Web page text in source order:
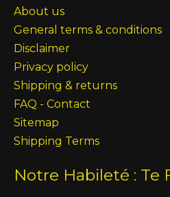
About us
General terms & conditions
Disclaimer
Privacy policy
Shipping & returns
FAQ - Contact
Sitemap
Shipping Terms
Notre Habileté : Te